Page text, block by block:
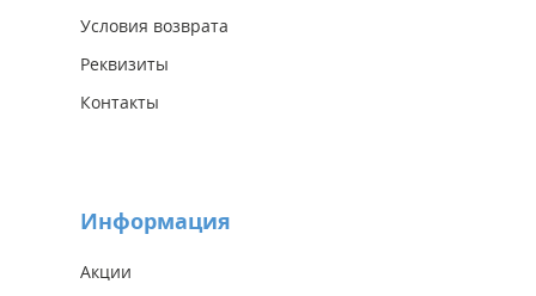
Условия возврата
Реквизиты
Контакты
Информация
Акции